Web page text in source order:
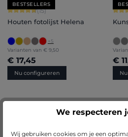
BESTSELLERS
Gemiddelde waardering van 4.8 van 5
(15)
Houten fotolijst Helena
+5
Varianten van € 9,50
€ 17,45
Nu configureren
€
Gemiddelde waardering van 5 van 5
We respecteren
Wij gebruiken cookies om je een